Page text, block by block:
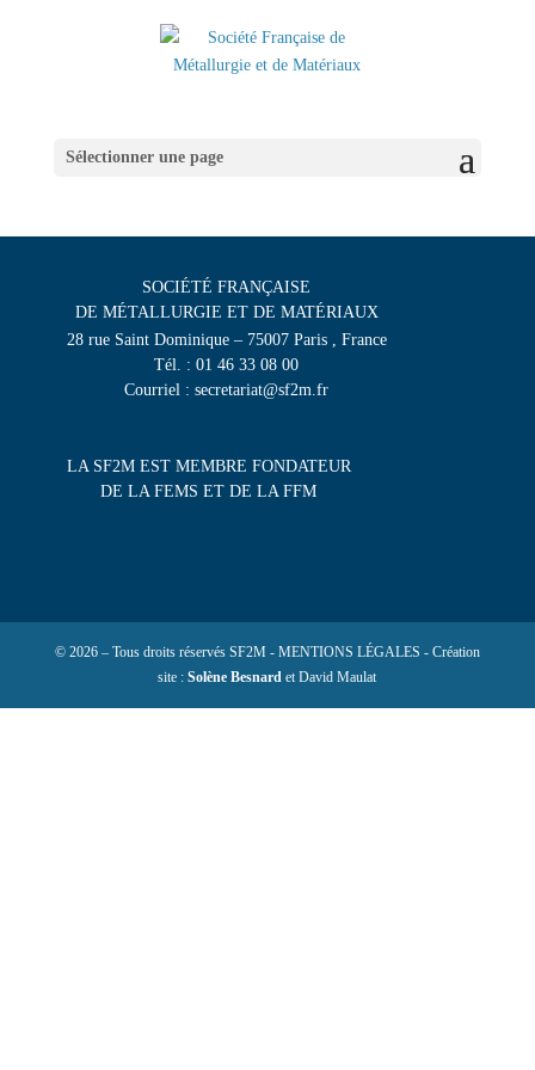
Sélectionner une page
SOCIÉTÉ FRANÇAISE
DE MÉTALLURGIE ET DE MATÉRIAUX
28 rue Saint Dominique – 75007 Paris , France
Tél. : 01 46 33 08 00
Courriel : secretariat@sf2m.fr
LA SF2M EST MEMBRE FONDATEUR
DE LA FEMS ET DE LA FFM
© 2026 – Tous droits réservés SF2M - MENTIONS LÉGALES - Création
site :Solène Besnard et David Maulat